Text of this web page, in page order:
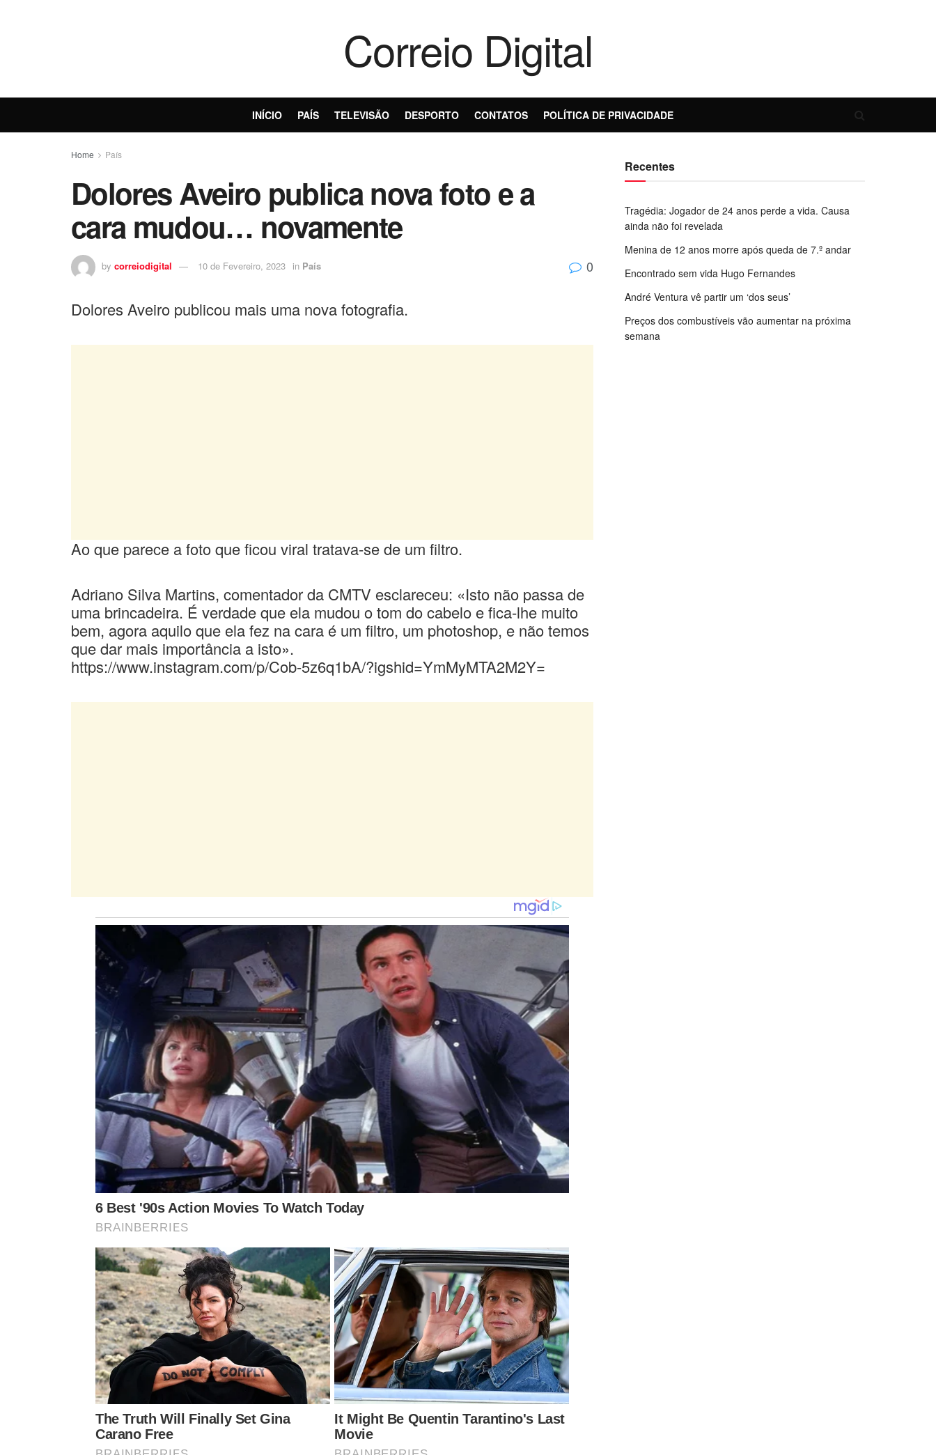
Correio Digital
INÍCIO PAÍS TELEVISÃO DESPORTO CONTATOS POLÍTICA DE PRIVACIDADE
Home País
Dolores Aveiro publica nova foto e a
cara mudou… novamente
by correiodigital 10 de Fevereiro, 2023 in País 0
Dolores Aveiro publicou mais uma nova fotografia.
Ao que parece a foto que ficou viral tratava-se de um filtro.
Adriano Silva Martins, comentador da CMTV esclareceu: «Isto não passa de
uma brincadeira. É verdade que ela mudou o tom do cabelo e fica-lhe muito
bem, agora aquilo que ela fez na cara é um filtro, um photoshop, e não temos
que dar mais importância a isto».
https://www.instagram.com/p/Cob-5z6q1bA/?igshid=YmMyMTA2M2Y=
Recentes
Tragédia: Jogador de 24 anos perde a vida. Causa
ainda não foi revelada
Menina de 12 anos morre após queda de 7.º andar
Encontrado sem vida Hugo Fernandes
André Ventura vê partir um ‘dos seus’
Preços dos combustíveis vão aumentar na próxima
semana